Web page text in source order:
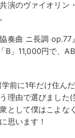
演のヴァイオリン
奏曲 ニ長調 op.77
」11,000円で、
前に1年だけ住ん
理由で選びました
として僕はこよな
思います！